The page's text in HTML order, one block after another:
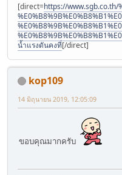
[direct=https://www.sgb.co.th/
น้ำแรงดันคงที่[/direct]
kop109
14 มิถุนายน 2019, 12:05:09
ขอบคุณมากครับ